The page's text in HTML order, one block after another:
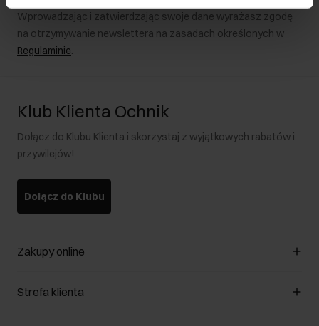
Wprowadzając i zatwierdzając swoje dane wyrażasz zgodę
na otrzymywanie newslettera na zasadach określonych w
Regulaminie.
Klub Klienta Ochnik
Dołącz do Klubu Klienta i skorzystaj z wyjątkowych rabatów i
przywilejów!
Dołącz do Klubu
Zakupy online
Zarządzaj cookies
Strefa klienta